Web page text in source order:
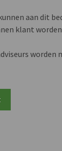
aan dit
klant
worden